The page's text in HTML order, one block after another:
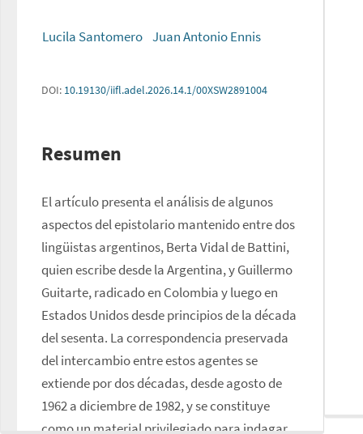
Lucila Santomero Juan Antonio Ennis
DOI: 10.19130/iifl.adel.2026.14.1/00XSW2891004
Resumen
El artículo presenta el análisis de algunos
aspectos del epistolario mantenido entre dos
lingüistas argentinos, Berta Vidal de Battini,
quien escribe desde la Argentina, y Guillermo
Guitarte, radicado en Colombia y luego en
Estados Unidos desde principios de la década
del sesenta. La correspondencia preservada
del intercambio entre estos agentes se
extiende por dos décadas, desde agosto de
1962 a diciembre de 1982, y se constituye
como un material privilegiado para indagar